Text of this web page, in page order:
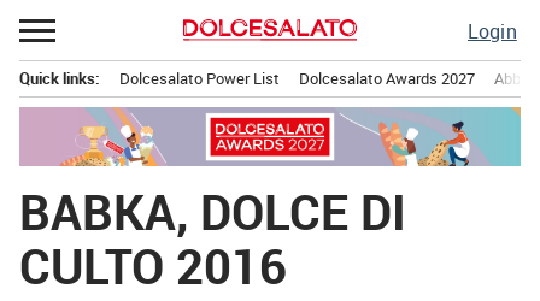
Passa
al
contenuto
Login
principale
Quick links: Dolcesalato Power List Dolcesalato Awards 2027
BABKA, DOLCE DI
CULTO 2016